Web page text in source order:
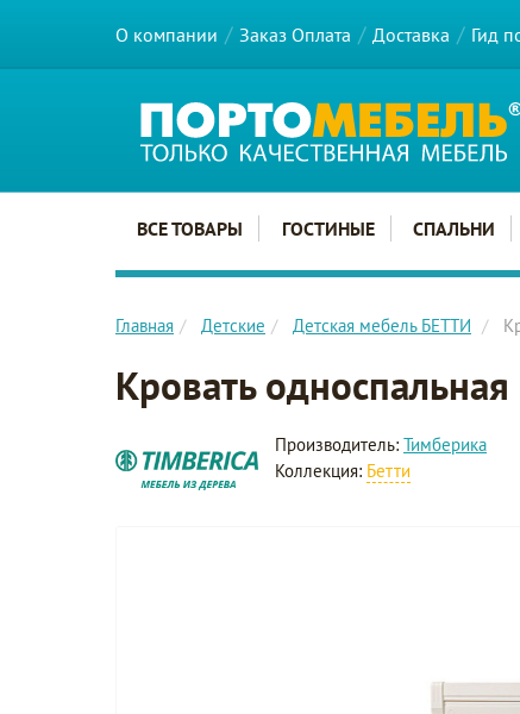
О компании Заказ Оплата Доставка Гид
Главное меню сайта
ВСЕ ТОВАРЫ ГОСТИНЫЕ СПАЛЬНИ
Главная Детские Детская мебель БЕТТИ
Кровать
Производитель: Тимберика
Коллекция: Бетти